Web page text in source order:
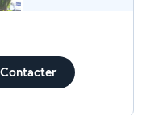
Contacter